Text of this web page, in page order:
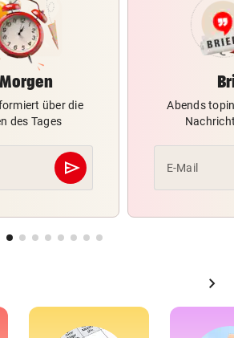
über die
des Tages
send
Abschicken
Abends
E-Mail
chevron_right